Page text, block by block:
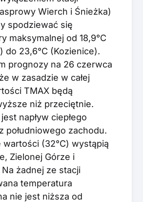
Wierch i Śnieżka)
spodziewać się
maksymalnej od 18,9°C
do 23,6°C (Kozienice).
prognozy na 26 czerwca
w zasadzie w całej
TMAX będą
niż przeciętnie.
napływ ciepłego
południowego zachodu.
wartości (32°C) wystąpią
Zielonej Górze i
Na żadnej ze stacji
temperatura
nie jest niższa od